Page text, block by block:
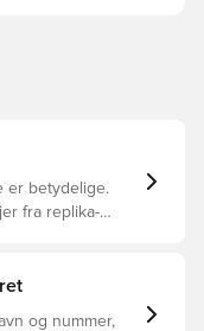
er betydelige.
fra replika-
og nummer,